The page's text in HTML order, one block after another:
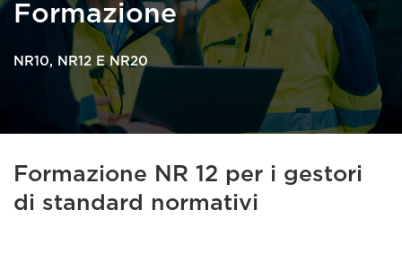
Formazione
NR10, NR12 E NR20
Formazione NR 12 per i gestori
di standard normativi